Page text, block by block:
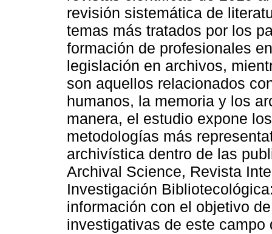
revisión sistemática de
temas más tratados por los
formación de profesionales
legislación en archivos,
son aquellos relacionados
humanos, la memoria y los
manera, el estudio expone
metodologías más
archivística dentro de las
Archival Science, Revista
Investigación
información con el objetivo
investigativas de este